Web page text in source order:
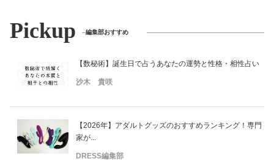
Pickup 編集部おすすめ
【数秘術】誕生日で占うあなたの運勢と性格・相性占い
沙木 貴咲
【2026年】アダルトグッズのおすすめランキング！専門
家が...
DRESS編集部